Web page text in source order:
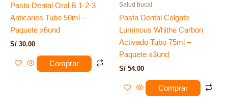
Pasta Dental Oral B 1-2-3
Anticaries Tubo 50ml –
Paquete x6und
S/ 30.00
Comprar
Salud bucal
Pasta Dental Colgate
Luminous Whithe Carbon
Activado Tubo 75ml –
Paquete x3und
S/ 54.00
Comprar